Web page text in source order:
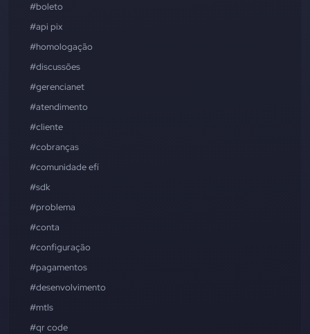
#boleto
#api pix
#homologação
#discussões
#gerencianet
#atendimento
#cliente
#cobranças
#comunidade efí
#sdk
#problema
#conta
#configuração
#pagamentos
#desenvolvimento
#mtls
#qr code